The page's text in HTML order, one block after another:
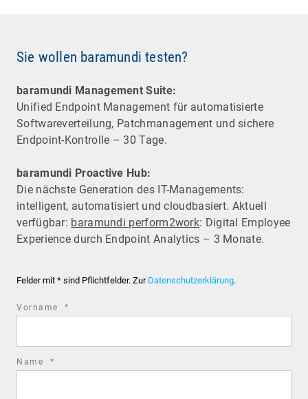
Sie wollen baramundi testen?
baramundi Management Suite:
Unified Endpoint Management für automatisierte
Software­verteilung, Patchmanagement und sichere
Endpoint-Kontrolle – 30 Tage.
baramundi Proactive Hub:
Die nächste Generation des IT-Managements:
intelligent, automatisiert und cloudbasiert. Aktuell
verfügbar: baramundi perform2work: Digital Employee
Experience durch Endpoint Analytics – 3 Monate.
Felder mit * sind Pflichtfelder. Zur Datenschutzerklärung.
Vorname *
Name *